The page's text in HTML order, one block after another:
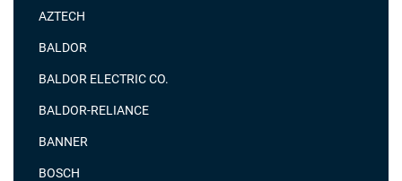
AZTECH
BALDOR
BALDOR ELECTRIC CO.
BALDOR-RELIANCE
BANNER
BOSCH